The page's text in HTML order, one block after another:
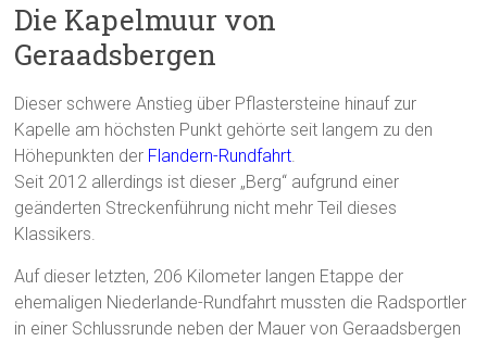
Die Kapelmuur von
Geraadsbergen
Dieser schwere Anstieg über Pflastersteine hinauf zur
Kapelle am höchsten Punkt gehörte seit langem zu den
Höhepunkten der Flandern-Rundfahrt.
Seit 2012 allerdings ist dieser „Berg“ aufgrund einer
geänderten Streckenführung nicht mehr Teil dieses
Klassikers.
Auf dieser letzten, 206 Kilometer langen Etappe der
ehemaligen Niederlande-Rundfahrt mussten die Radsportler
in einer Schlussrunde neben der Mauer von Geraadsbergen